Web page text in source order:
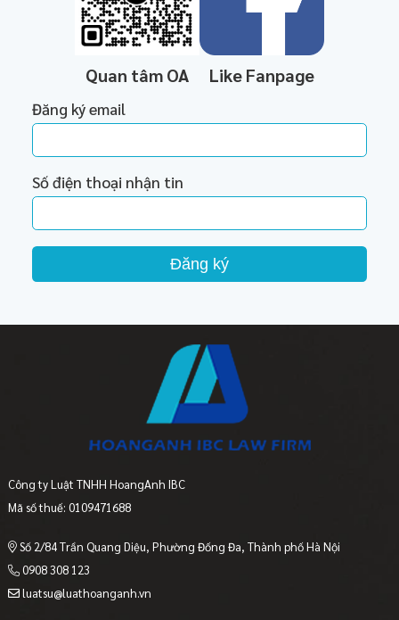
Quan tâm OA Like Fanpage
Đăng ký email
Số điện thoại nhận tin
Đăng ký
Công ty Luật TNHH HoangAnh IBC
Mã số thuế: 0109471688
Số 2/84 Trần Quang Diệu, Phường Đống Đa, Thành phố Hà Nội
0908 308 123
luatsu@luathoanganh.vn